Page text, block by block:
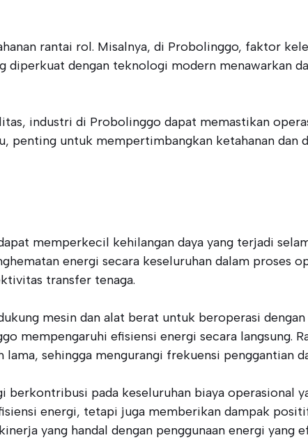
rantai rol. Misalnya, di Probolinggo, faktor
diperkuat dengan teknologi modern menawarkan
industri di Probolinggo dapat memastikan
penting untuk mempertimbangkan ketahanan dan
memperkecil kehilangan daya yang terjadi
energi secara keseluruhan dalam proses
transfer tenaga.
mesin dan alat berat untuk beroperasi
mempengaruhi efisiensi energi secara langsung.
sehingga mengurangi frekuensi penggantian
pada keseluruhan biaya operasional
energi, tetapi juga memberikan dampak
yang handal dengan penggunaan energi